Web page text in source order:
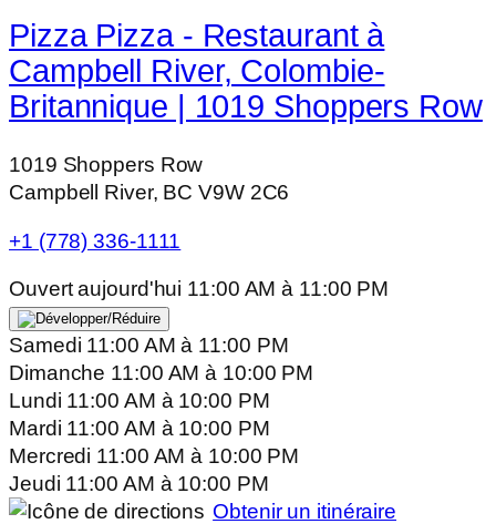
Pizza Pizza - Restaurant à
Campbell River, Colombie-
Britannique | 1019 Shoppers Row
1019 Shoppers Row
Campbell River, BC V9W 2C6
+1 (778) 336-1111
Ouvert aujourd'hui 11:00 AMà 11:00 PM
Samedi 11:00 AMà 11:00 PM
Dimanche 11:00 AMà 10:00 PM
Lundi 11:00 AM à 10:00 PM
Mardi 11:00 AM à 10:00 PM
Mercredi 11:00 AMà 10:00 PM
Jeudi 11:00 AM à 10:00 PM
Obtenir un itinéraire